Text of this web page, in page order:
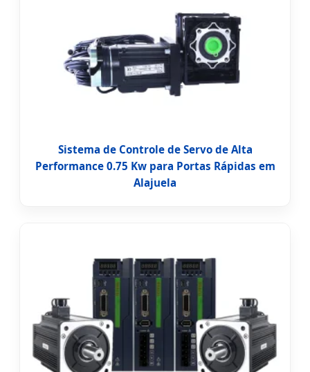
Sistema de Controle de Servo de Alta
Performance 0.75 Kw para Portas Rápidas em
Alajuela